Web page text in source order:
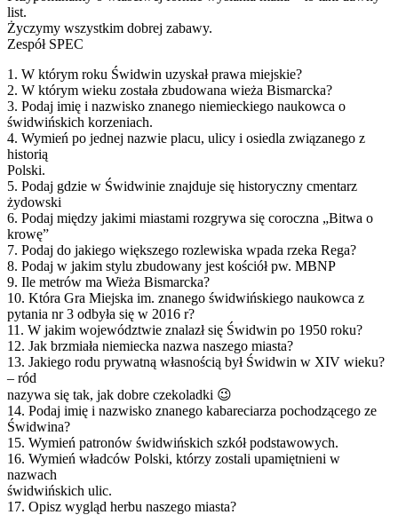
list.
Życzymy wszystkim dobrej zabawy.
Zespół SPEC
1. W którym roku Świdwin uzyskał prawa miejskie?
2. W którym wieku została zbudowana wieża Bismarcka?
3. Podaj imię i nazwisko znanego niemieckiego naukowca o
świdwińskich korzeniach.
4. Wymień po jednej nazwie placu, ulicy i osiedla związanego z
historią
Polski.
5. Podaj gdzie w Świdwinie znajduje się historyczny cmentarz
żydowski
6. Podaj między jakimi miastami rozgrywa się coroczna „Bitwa o
krowę”
7. Podaj do jakiego większego rozlewiska wpada rzeka Rega?
8. Podaj w jakim stylu zbudowany jest kościół pw. MBNP
9. Ile metrów ma Wieża Bismarcka?
10. Która Gra Miejska im. znanego świdwińskiego naukowca z
pytania nr 3 odbyła się w 2016 r?
11. W jakim województwie znalazł się Świdwin po 1950 roku?
12. Jak brzmiała niemiecka nazwa naszego miasta?
13. Jakiego rodu prywatną własnością był Świdwin w XIV wieku?
– ród
nazywa się tak, jak dobre czekoladki 😉
14. Podaj imię i nazwisko znanego kabareciarza pochodzącego ze
Świdwina?
15. Wymień patronów świdwińskich szkół podstawowych.
16. Wymień władców Polski, którzy zostali upamiętnieni w
nazwach
świdwińskich ulic.
17. Opisz wygląd herbu naszego miasta?